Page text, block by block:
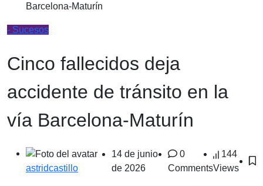
Barcelona-Maturín
- Sucesos
Cinco fallecidos deja
accidente de tránsito en la
vía Barcelona-Maturín
astridcastillo
14 de junio
de 2026
0
Comments
144
Views